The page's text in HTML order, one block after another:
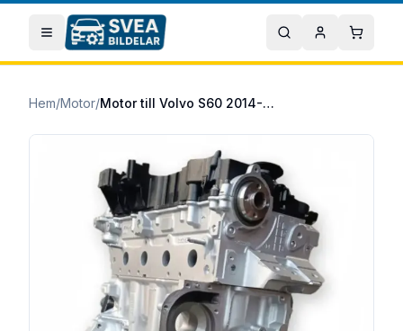
Hoppa till huvudinnehåll
Öppna meny Sök Mitt konto
Hem/Motor/ Motor till Volvo S60 2014-2015 D4204T5